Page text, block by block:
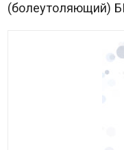
(болеутоляющий)